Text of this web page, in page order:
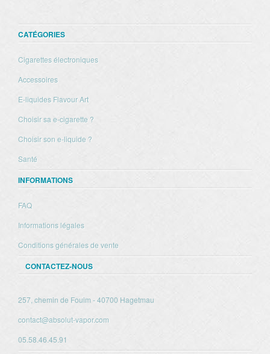
CATÉGORIES
Cigarettes électroniques
Accessoires
E-liquides Flavour Art
Choisir sa e-cigarette ?
Choisir son e-liquide ?
Santé
INFORMATIONS
FAQ
Informations légales
Conditions générales de vente
CONTACTEZ-NOUS
257, chemin de Fouim - 40700 Hagetmau
contact@absolut-vapor.com
05.58.46.45.91